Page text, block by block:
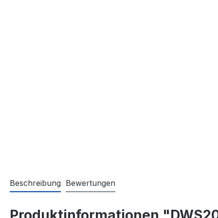
Beschreibung Bewertungen